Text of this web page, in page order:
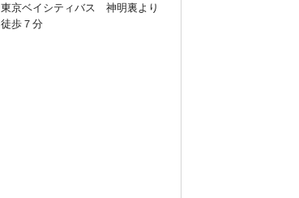
東京ベイシティバス 神明裏より
徒歩７分